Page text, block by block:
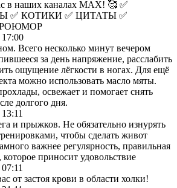
в наших каналах МАХ! 🥰 ✅️
✅️ КОТИКИ ✅️ ЦИТАТЫ ✅️
Всего несколько минут вечером
за день напряжение, расслабить
ощущение лёгкости в ногах. Для ещё
можно использовать масло мяты.
освежает и помогает снять
долгого дня.
и прыжков. Не обязательно изнурять
чтобы сделать живот
важнее регулярность, правильная
приносит удовольствие
от застоя крови в области холки!